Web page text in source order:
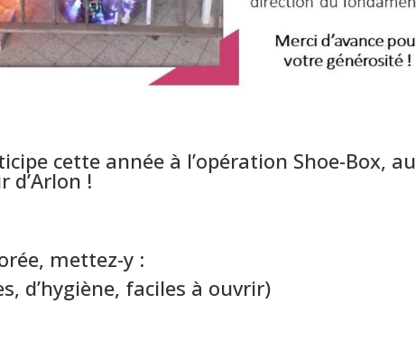
cette année à l’opération Shoe-Box, au
d’Arlon !
mettez-y :
d’hygiène, faciles à ouvrir)